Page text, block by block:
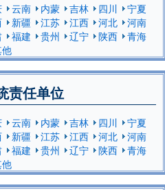
云南 内蒙 吉林 四川
宁夏
新疆 江苏 江西 河北
河南
福建 贵州 辽宁 陕西
青海
责任单位
云南 内蒙 吉林 四川
宁夏
新疆 江苏 江西 河北
河南
福建 贵州 辽宁 陕西
青海